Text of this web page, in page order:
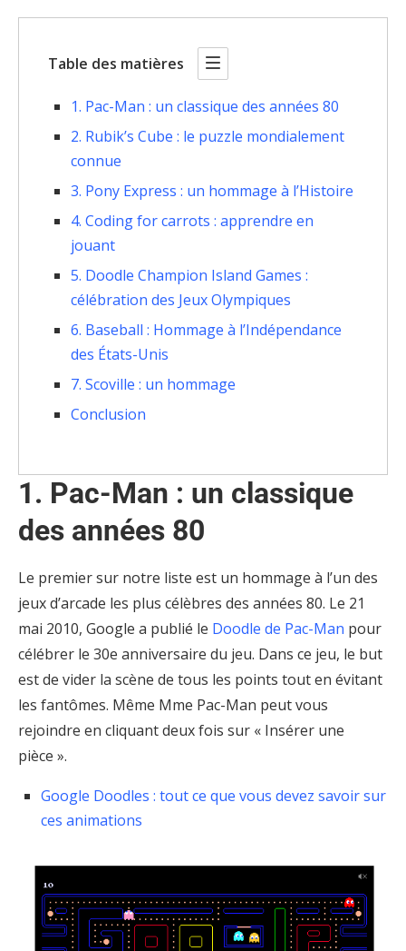
Table des matières
1. Pac-Man : un classique des années 80
2. Rubik’s Cube : le puzzle mondialement
connue
3. Pony Express : un hommage à l’Histoire
4. Coding for carrots : apprendre en
jouant
5. Doodle Champion Island Games :
célébration des Jeux Olympiques
6. Baseball : Hommage à l’Indépendance
des États-Unis
7. Scoville : un hommage
Conclusion
1. Pac-Man : un classique
des années 80
Le premier sur notre liste est un hommage à l’un des
jeux d’arcade les plus célèbres des années 80. Le 21
mai 2010, Google a publié le Doodle de Pac-Man pour
célébrer le 30e anniversaire du jeu. Dans ce jeu, le but
est de vider la scène de tous les points tout en évitant
les fantômes. Même Mme Pac-Man peut vous
rejoindre en cliquant deux fois sur « Insérer une
pièce ».
Google Doodles : tout ce que vous devez savoir sur
ces animations